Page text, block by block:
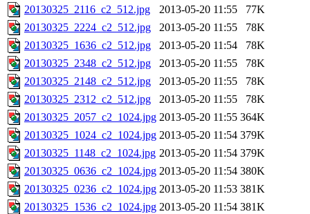
20130325_2116_c2_512.jpg 2013-05-20 11:55
77K
20130325_2224_c2_512.jpg
2013-05-20 11:55
78K
20130325_1636_c2_512.jpg
2013-05-20 11:54
78K
20130325_2348_c2_512.jpg
2013-05-20 11:55
78K
20130325_2148_c2_512.jpg
2013-05-20 11:55
78K
20130325_2312_c2_512.jpg
2013-05-20 11:55
78K
20130325_2057_c2_1024.jpg 2013-05-20 11:55 364K
20130325_1024_c2_1024.jpg 2013-05-20 11:54 379K
20130325_1148_c2_1024.jpg 2013-05-20 11:54 379K
20130325_0636_c2_1024.jpg 2013-05-20 11:54 380K
20130325_0236_c2_1024.jpg 2013-05-20 11:53 381K
20130325_1536_c2_1024.jpg 2013-05-20 11:54 381K